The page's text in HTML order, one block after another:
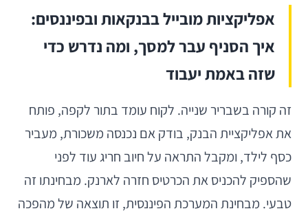
אפליקציות מובייל בבנקאות ובפיננסים:
איך הסניף עבר למסך, ומה נדרש כדי
שזה באמת יעבוד
זה קורה בשבריר שנייה. לקוח עומד בתור לקפה, פותח
את אפליקציית הבנק, בודק אם נכנסה משכורת, מעביר
כסף לילד, ומקבל התראה על חיוב חריג עוד לפני
שהספיק להכניס את הכרטיס חזרה לארנק. מבחינתו זה
טבעי. מבחינת המערכת הפיננסית, זו תוצאה של מהפכה